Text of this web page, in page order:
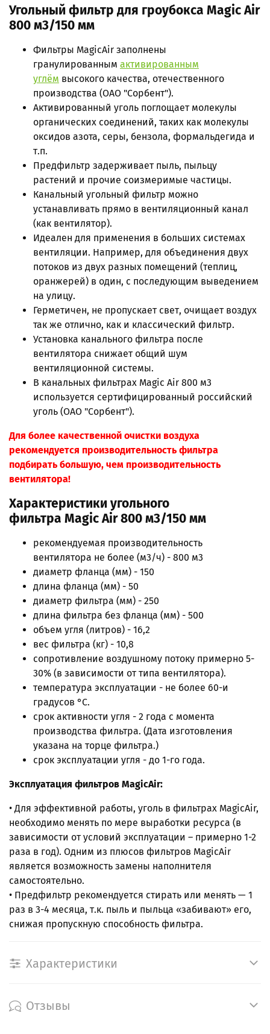
Угольный фильтр для гроубокса Magic Air
800 м3/150 мм
Фильтры MagicAir заполнены
гранулированным активированным
углём высокого качества, отечественного
производства (ОАО "Сорбент").
Активированный уголь поглощает молекулы
органических соединений, таких как молекулы
оксидов азота, серы, бензола, формальдегида и
т.п.
Предфильтр задерживает пыль, пыльцу
растений и прочие соизмеримые частицы.
Канальный угольный фильтр можно
устанавливать прямо в вентиляционный канал
(как вентилятор).
Идеален для применения в больших системах
вентиляции. Например, для объединения двух
потоков из двух разных помещений (теплиц,
оранжерей) в один, с последующим выведением
на улицу.
Герметичен, не пропускает свет, очищает воздух
так же отлично, как и классический фильтр.
Установка канального фильтра после
вентилятора снижает общий шум
вентиляционной системы.
В канальных фильтрах Magic Air 800 м3
используется сертифицированный российский
уголь (ОАО "Сорбент").
Для более качественной очистки воздуха
рекомендуется производительность фильтра
подбирать большую, чем производительность
вентилятора!
Характеристики угольного
фильтра Magic Air 800 м3/150 мм
рекомендуемая производительность
вентилятора не более (м3/ч) - 800 м3
диаметр фланца (мм) - 150
длина фланца (мм) - 50
диаметр фильтра (мм) - 250
длина фильтра без фланца (мм) - 500
объем угля (литров) - 16,2
вес фильтра (кг) - 10,8
сопротивление воздушному потоку примерно 5-
30% (в зависимости от типа вентилятора).
температура эксплуатации - не более 60-и
градусов °C.
срок активности угля - 2 года с момента
производства фильтра. (Дата изготовления
указана на торце фильтра.)
срок эксплуатации угля - до 1-го года.
Эксплуатация фильтров MagicAir:
• Для эффективной работы, уголь в фильтрах MagicAir,
необходимо менять по мере выработки ресурса (в
зависимости от условий эксплуатации – примерно 1-2
раза в год). Одним из плюсов фильтров MagicAir
является возможность замены наполнителя
самостоятельно.
• Предфильтр рекомендуется стирать или менять — 1
раз в 3-4 месяца, т.к. пыль и пыльца «забивают» его,
снижая пропускную способность фильтра.
Характеристики
Отзывы